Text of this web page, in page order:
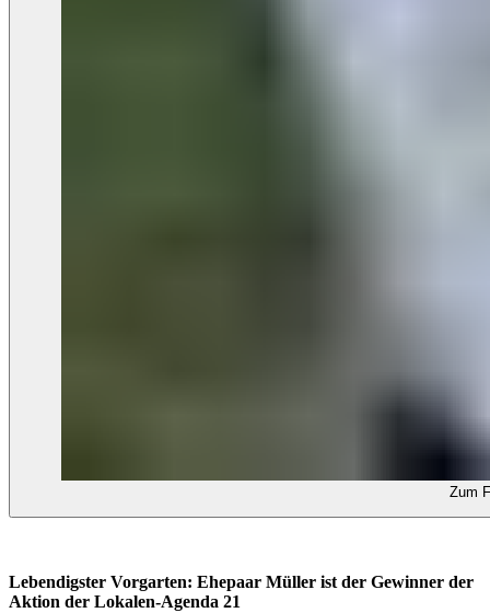
Zum
Lebendigster Vorgarten: Ehepaar Müller ist der Gewinner der
Aktion der Lokalen-Agenda 21